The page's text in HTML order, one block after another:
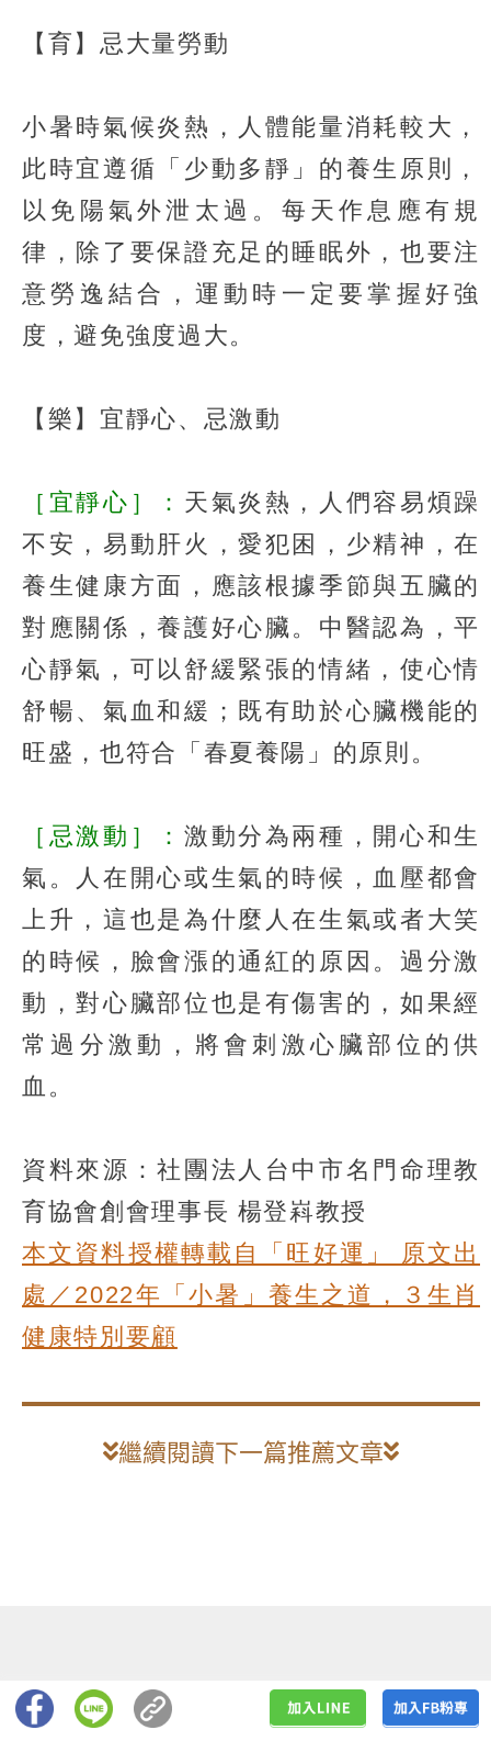
【育】忌大量勞動
小暑時氣候炎熱，人體能量消耗較大，
此時宜遵循「少動多靜」的養生原則，
以免陽氣外泄太過。每天作息應有規
律，除了要保證充足的睡眠外，也要注
意勞逸結合，運動時一定要掌握好強
度，避免強度過大。
【樂】宜靜心、忌激動
［宜靜心］： 天氣炎熱，人們容易煩躁
不安，易動肝火，愛犯困，少精神，在
養生健康方面，應該根據季節與五臟的
對應關係，養護好心臟。中醫認為，平
心靜氣，可以舒緩緊張的情緒，使心情
舒暢、氣血和緩；既有助於心臟機能的
旺盛，也符合「春夏養陽」的原則。
［忌激動］： 激動分為兩種，開心和生
氣。人在開心或生氣的時候，血壓都會
上升，這也是為什麼人在生氣或者大笑
的時候，臉會漲的通紅的原因。過分激
動，對心臟部位也是有傷害的，如果經
常過分激動，將會刺激心臟部位的供
血。
資料來源：社團法人台中市名門命理教
育協會創會理事長 楊登嵙教授
本文資料授權轉載自「旺好運」 原文出
處／2022年「小暑」養生之道，３生肖
健康特別要顧
繼續閱讀下一篇推薦文章